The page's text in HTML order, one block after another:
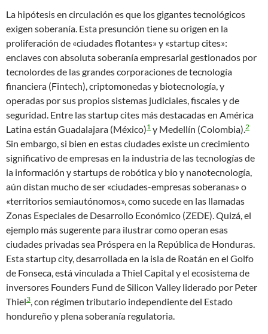
La hipótesis en circulación es que los gigantes tecnológicos
exigen soberanía. Esta presunción tiene su origen en la
proliferación de «ciudades flotantes» y «startup cites»:
enclaves con absoluta soberanía empresarial gestionados por
tecnolordes de las grandes corporaciones de tecnología
financiera (Fintech), criptomonedas y biotecnología, y
operadas por sus propios sistemas judiciales, fiscales y de
seguridad. Entre las startup cites más destacadas en América
Latina están Guadalajara (México)1 y Medellín (Colombia).2
Sin embargo, si bien en estas ciudades existe un crecimiento
significativo de empresas en la industria de las tecnologías de
la información y startups de robótica y bio y nanotecnología,
aún distan mucho de ser «ciudades-empresas soberanas» o
«territorios semiautónomos», como sucede en las llamadas
Zonas Especiales de Desarrollo Económico (ZEDE). Quizá, el
ejemplo más sugerente para ilustrar como operan esas
ciudades privadas sea Próspera en la República de Honduras.
Esta startup city, desarrollada en la isla de Roatán en el Golfo
de Fonseca, está vinculada a Thiel Capital y el ecosistema de
inversores Founders Fund de Silicon Valley liderado por Peter
Thiel3, con régimen tributario independiente del Estado
hondureño y plena soberanía regulatoria.